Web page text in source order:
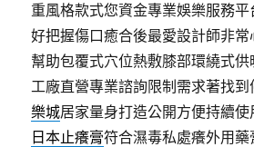
重風格款式您資金專業娛樂服務平
好把握傷口癒合後最愛設計師非常
幫助包覆式穴位熱敷膝部環繞式
工廠直營專業諮詢限制需求著找到
樂城居家量身打造公開方便持續
日本止癢膏符合濕毒私處癢外用